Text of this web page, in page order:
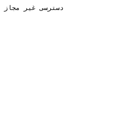
دسترسی غیر مجاز